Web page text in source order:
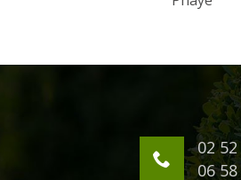
02
06